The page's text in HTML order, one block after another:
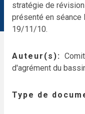
stratégie de révision
présenté en séance
19/11/10.
Auteur(s)
d'agrément du
Type de